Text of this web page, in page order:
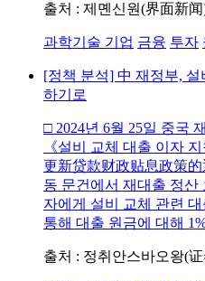
출처 : 제몐신원(界面新
과학기술 기업 금융 투자
[정책 분석] 中 재정부,
하기로
□ 2024년 6월 25일 중국
《설비 교체 대출 이자
更新贷款财政贴息政策
동 문건에서 재대출 정산
자에게 설비 교체 관련
통해 대출 원금에 대해
출처 : 정취안스바오왕(